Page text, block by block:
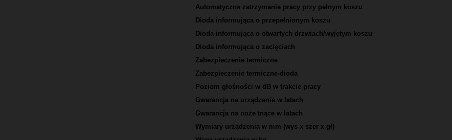
Automatyczne zatrzymanie pracy przy pełnym koszu
Dioda informująca o przepełnionym koszu
Dioda informująca o otwartych drzwiach/wyjętym koszu
Dioda informująca o zacięciach
Zabezpieczenie termiczne
Zabezpieczenie termiczne-dioda
Poziom głośności w dB w trakcie pracy
Gwarancja na urządzenie w latach
Gwarancja na noże tnące w latach
Wymiary urządzenia w mm (wys x szer x gł)